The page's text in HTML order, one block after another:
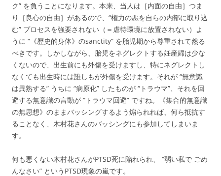
ク” を負うことになります。本来、当人は［内面の自由］つま
り［良心の自由］があるので、“権力の悪を自らの内部に取り込
む” プロセスを強要されない（＝虐待環境に放置されない）よ
うに “《歴史的身体》のsanctity” を胎児期から尊重されて然る
べきです。しかしながら、胎児をネグレクトする妊産婦は少な
くないので、出生前にも外傷を受けますし、特にネグレクトし
なくても出生時には誰しもが外傷を受けます。それが “無意識
は異熟する” うちに “病原化” したものが “トラウマ”、それを回
避する無意識の言動が “トラウマ回避” ですね。《集合的無意識
の無思想》のままバッシングするよう煽られれば、何ら抵抗す
ることなく、木村花さんのバッシングにも参加してしまいま
す。
何も悪くない木村花さんがPTSD死に陥れられ、 “弱い私で ごめ
んなさい” というPTSD現象の嵐です。